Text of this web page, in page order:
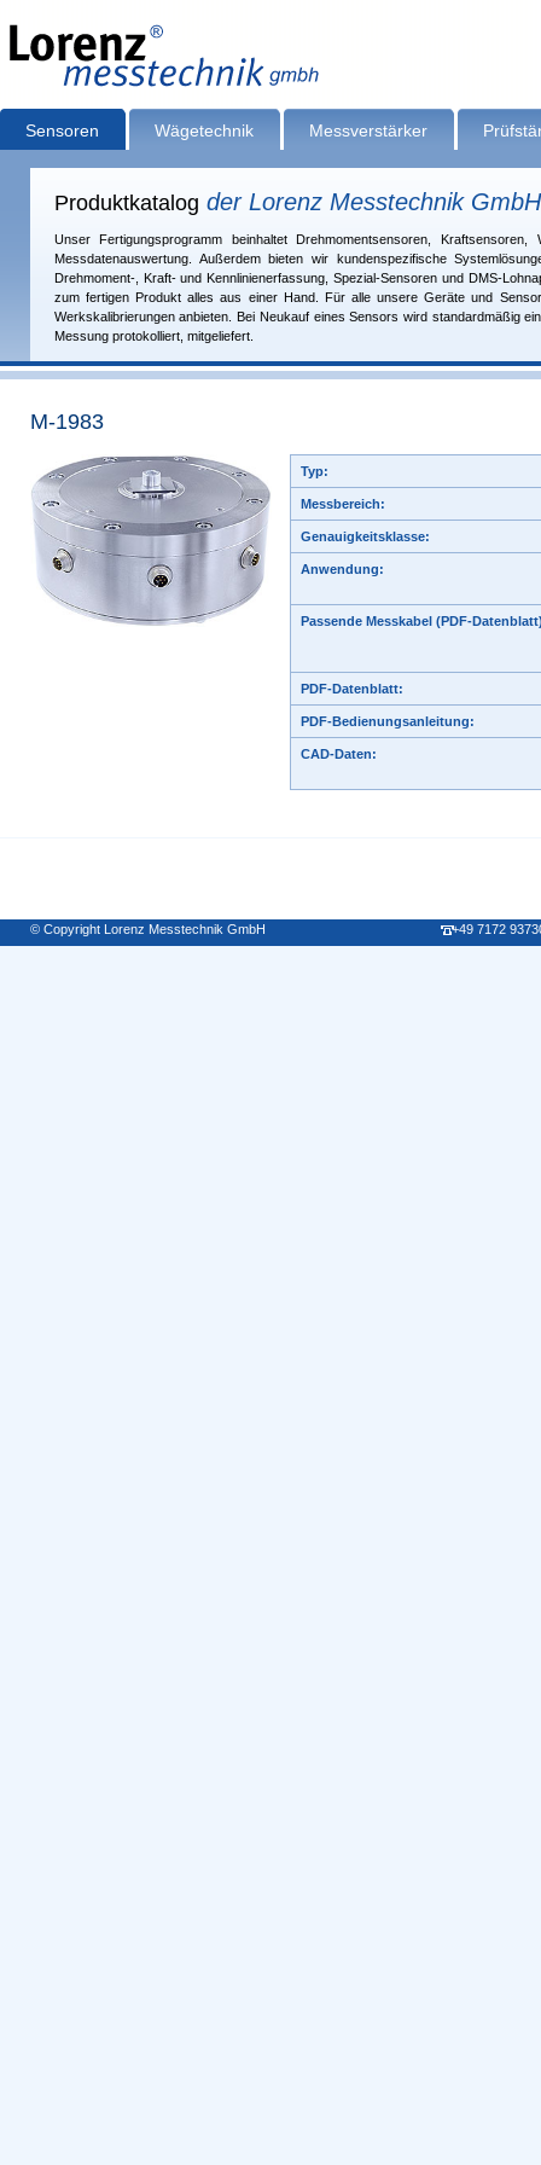
Sensoren Wägetechnik Messverstärker
Produktkatalog der Lorenz Messtechnik GmbH
Unser Fertigungsprogramm beinhaltet Drehmomentsensoren,
Messdatenauswertung. Außerdem bieten wir kundenspezifische
Drehmoment-, Kraft- und Kennlinienerfassung, Spezial-Sensoren und DMS-
zum fertigen Produkt alles aus einer Hand. Für alle unsere Geräte und
Werkskalibrierungen anbieten. Bei Neukauf eines Sensors wird standardmäßig
Messung protokolliert, mitge­liefert.
M-1983
Typ:
Messbereich:
Genauigkeitsklasse:
Anwendung:
Passende Messkabel (PDF-
PDF-Datenblatt:
PDF-Bedienungsanleitung:
CAD-Daten:
© Copyright Lorenz Messtechnik GmbH +49 7172